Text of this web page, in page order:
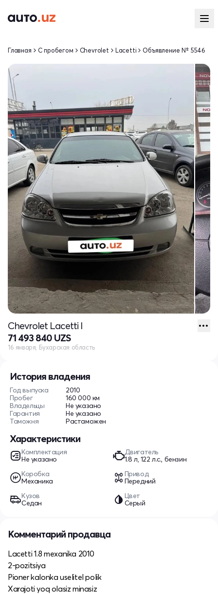
История владения
Год выпуска
2010
Пробег
160 000 км
Владельцы
Не указано
Гарантия
Не указано
Таможня
Растаможен
Характеристики
Комплектация
Не указано
Двигатель
1.8 л, 122 л.с., бензин
Коробка
Механика
Привод
Передний
Кузов
Седан
Цвет
Серый
Главная С пробегом Chevrolet Lacetti Объявление № 5546
Chevrolet Lacetti I
71 493 840 UZS
16 января, Бухарская область
Комментарий продавца
Lacetti 1.8 mexanika 2010
2-pozitsiya
Pioner kalonka uselitel polik
Xarajoti yoq olasiz minasiz